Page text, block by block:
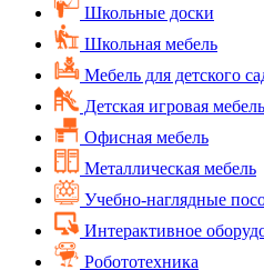
Школьные доски
Школьная мебель
Мебель для детского
Детская игровая мебель
Офисная мебель
Металлическая мебель
Учебно-наглядные
Интерактивное
Робототехника